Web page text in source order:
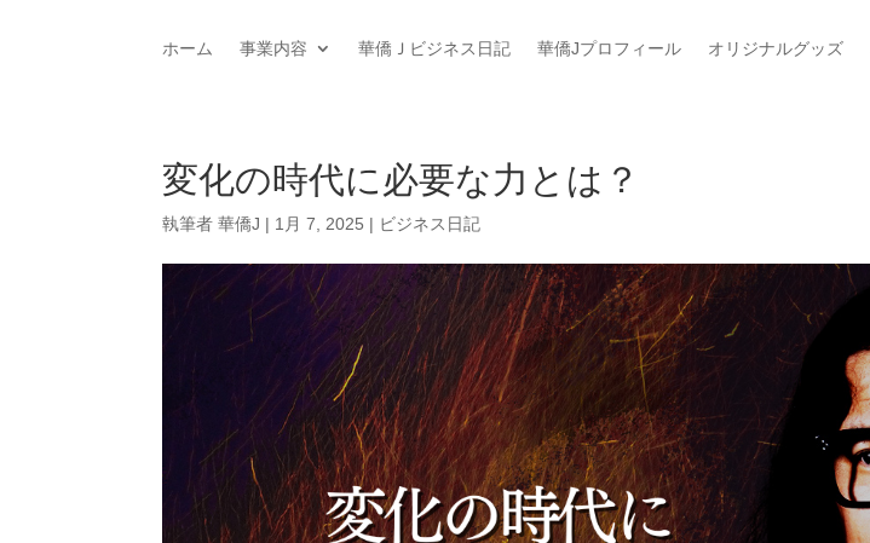
ホーム 事業内容 華僑Ｊビジネス日記 華僑Jプロフィール オリジナルグッズ
変化の時代に必要な力とは？
執筆者華僑J | 1月 7, 2025 | ビジネス日記